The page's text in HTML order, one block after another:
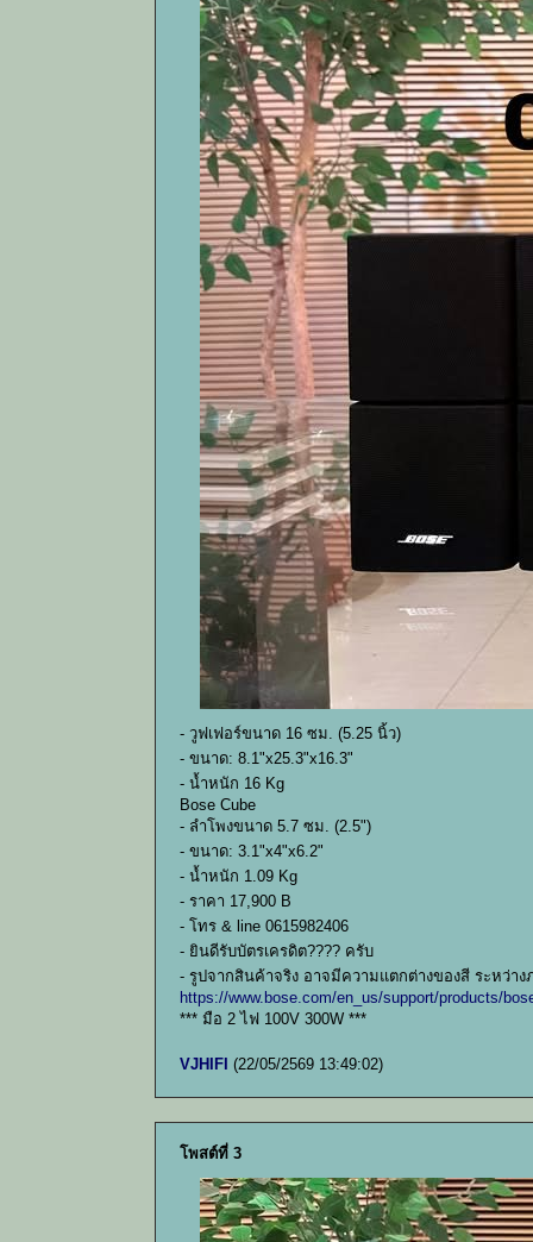
- วูฟเฟอร์ขนาด 16 ซม. (5.25 นิ้ว)
- ขนาด: 8.1"x25.3"x16.3"
- น้ำหนัก 16 Kg
Bose Cube
- ลำโพงขนาด 5.7 ซม. (2.5")
- ขนาด: 3.1"x4"x6.2"
- น้ำหนัก 1.09 Kg
- ราคา 17,900 B
- โทร & line 0615982406
- ยินดีรับบัตรเครดิต???? ครับ
- รูปจากสินค้าจริง อาจมีความแตกต่างของสี ระหว่า
https://www.bose.com/en_us/support/products/
*** มือ 2 ไฟ 100V 300W ***
VJHIFI (22/05/2569 13:49:02)
โพสต์ที่ 3